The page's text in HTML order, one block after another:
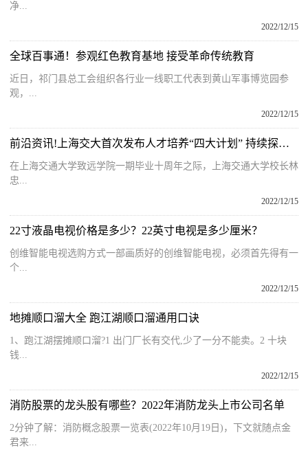
净...
2022/12/15
全球百事通！参观红色教育基地 接受革命传统教育
近日，祁门县总工会组织各行业一线职工代表到黄山军事博览园参
观，...
2022/12/15
前沿资讯!上海交大首次发布人才培养“四大计划” 持续探索拔尖人才培养
在上海交通大学致远学院一期毕业十周年之际，上海交通大学校长林
忠...
2022/12/15
22寸液晶电视价格是多少？22英寸电视是多少厘米？
创维智能电视选购方式一部画质好的创维智能电视，必须首先得有一
个...
2022/12/15
地摊顺口溜大全 跑江湖顺口溜通用口诀
1、跑江湖摆摊顺口溜?1 出门厂长有交代,少了一分不能卖。2 十块
钱...
2022/12/15
消防股票的龙头股有哪些？2022年消防龙头上市公司名单
2分钟了解：消防概念股票一览表(2022年10月19日)，下文就随点金
君来...